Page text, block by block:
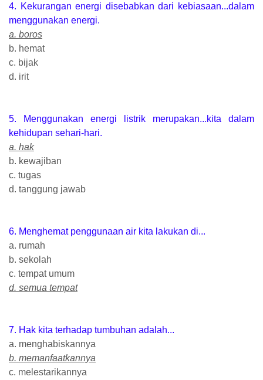
4. Kekurangan energi disebabkan dari kebiasaan...dalam
menggunakan energi.
a. boros
b. hemat
c. bijak
d. irit
5. Menggunakan energi listrik merupakan...kita dalam
kehidupan sehari-hari.
a. hak
b. kewajiban
c. tugas
d. tanggung jawab
6. Menghemat penggunaan air kita lakukan di...
a. rumah
b. sekolah
c. tempat umum
d. semua tempat
7. Hak kita terhadap tumbuhan adalah...
a. menghabiskannya
b. memanfaatkannya
c. melestarikannya